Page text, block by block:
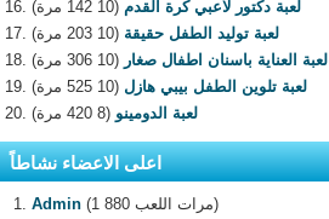
لعبة دكتور لاعبي كرة القدم (10 142 مرة)
لعبة توليد الطفل حقيقة (10 203 مرة)
لعبة العناية باسنان اطفال صغار (10 306 مرة)
لعبة تلوين الطفل بيبي هازل (10 525 مرة)
لعبة الدومينو (8 420 مرة)
اعلى الاعضاء نشاطاً
Admin
(1 880 مرات اللعب)